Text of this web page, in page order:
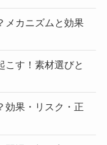
メカニズムと効果
こす！素材選びと
効果・リスク・正